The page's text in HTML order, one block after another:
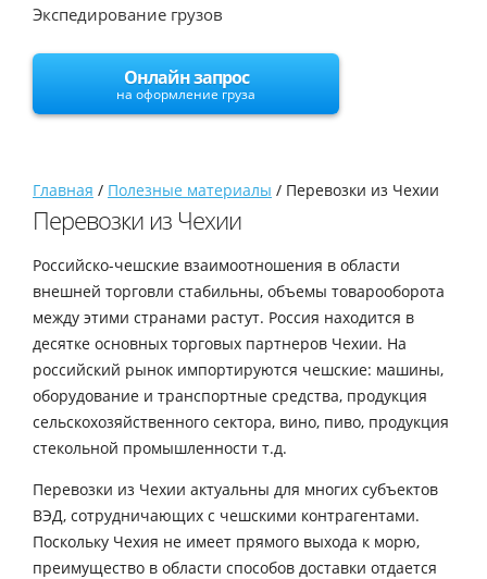
Экспедирование грузов
Онлайн запрос
на оформление груза
Главная / Полезные материалы / Перевозки из Чехии
Перевозки из Чехии
Российско-чешские взаимоотношения в области
внешней торговли стабильны, объемы товарооборота
между этими странами растут. Россия находится в
десятке основных торговых партнеров Чехии. На
российский рынок импортируются чешские: машины,
оборудование и транспортные средства, продукция
сельскохозяйственного сектора, вино, пиво, продукция
стекольной промышленности т.д.
Перевозки из Чехии актуальны для многих субъектов
ВЭД, сотрудничающих с чешскими контрагентами.
Поскольку Чехия не имеет прямого выхода к морю,
преимущество в области способов доставки отдается